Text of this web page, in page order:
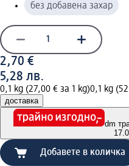
без добавена захар
2,70 €
5,28 лв.
0,1 kg (27,00 € за 1 kg)0,1 kg
доставка
dm
Добавете в количка